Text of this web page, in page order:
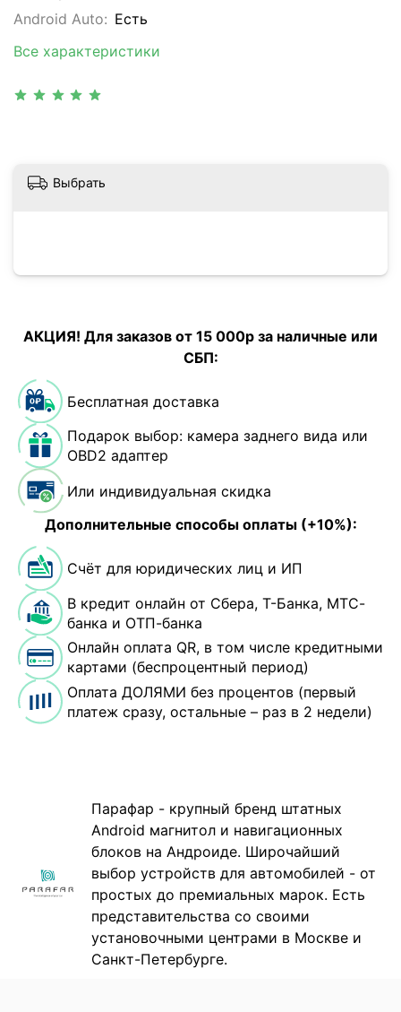
Android Auto: Есть
Все характеристики
Выбрать
АКЦИЯ! Для заказов от 15 000р за наличные или
СБП:
Бесплатная доставка
Подарок выбор: камера заднего вида или
OBD2 адаптер
Или индивидуальная скидка
Дополнительные способы оплаты (+10%):
Счёт для юридических лиц и ИП
В кредит онлайн от Сбера, Т-Банка, МТС-
банка и ОТП-банка
Онлайн оплата QR, в том числе кредитными
картами (беспроцентный период)
Оплата ДОЛЯМИ без процентов (первый
платеж сразу, остальные – раз в 2 недели)
Парафар - крупный бренд штатных
Android магнитол и навигационных
блоков на Андроиде. Широчайший
выбор устройств для автомобилей - от
простых до премиальных марок. Есть
представительства со своими
установочными центрами в Москве и
Санкт-Петербурге.